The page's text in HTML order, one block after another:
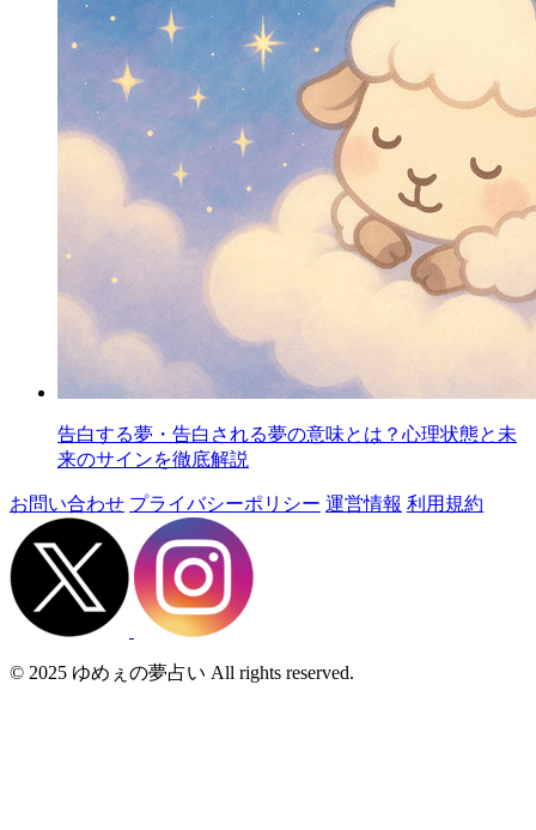
告白する夢・告白される夢の意味とは？心理状態と未
来のサインを徹底解説
お問い合わせ プライバシーポリシー 運営情報 利用規約
© 2025 ゆめぇの夢占い All rights reserved.